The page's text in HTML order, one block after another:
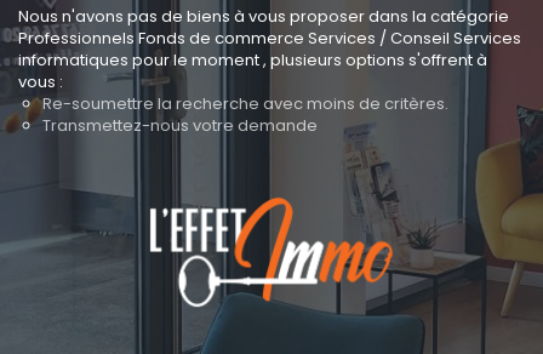
Nous n'avons pas de biens à vous proposer dans la catégorie
Professionnels Fonds de commerce Services / Conseil Services
informatiques pour le moment , plusieurs options s'offrent à
vous :
Re-soumettre la recherche avec moins de critères.
Transmettez-nous votre demande